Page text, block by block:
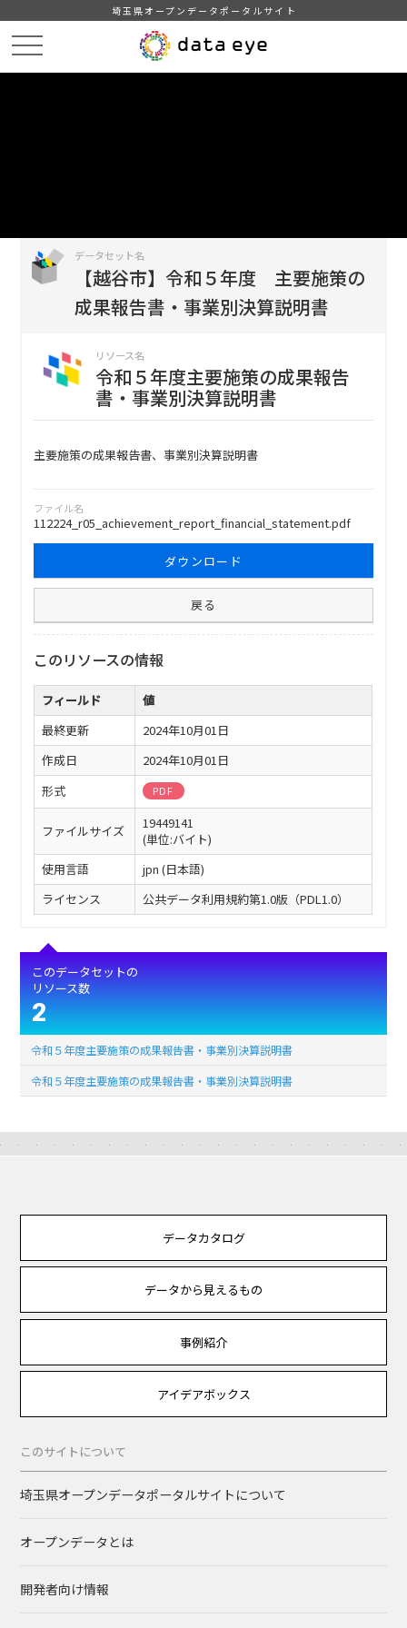
埼玉県オープンデータポータルサイト
データセット名
【越谷市】令和５年度 主要施策の
成果報告書・事業別決算説明書
リソース名
令和５年度主要施策の成果報告
書・事業別決算説明書
主要施策の成果報告書、事業別決算説明書
ファイル名
112224_r05_achievement_report_financial_statement.pdf
ダウンロード
戻る
このリソースの情報
フィールド
値
最終更新
2024年10月01日
作成日
2024年10月01日
形式
PDF
ファイルサイズ
19449141
(単位:バイト)
使用言語
jpn (日本語)
ライセンス
公共データ利用規約第1.0版（PDL1.0）
このデータセットの
リソース数
2
令和５年度主要施策の成果報告書・事業別決算説明書
令和５年度主要施策の成果報告書・事業別決算説明書
データカタログ
データから見えるもの
事例紹介
アイデアボックス
このサイトについて
埼玉県オープンデータポータルサイトについて
オープンデータとは
開発者向け情報